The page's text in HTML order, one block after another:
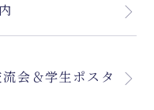
会＆学生ポスタ